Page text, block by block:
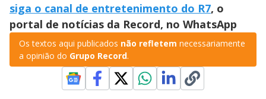
siga o canal de entretenimento do R7, o
portal de notícias da Record, no WhatsApp
Os textos aqui publicados não refletem necessariamente
a opinião do Grupo Record.